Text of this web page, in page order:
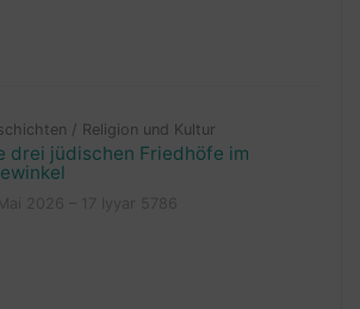
/ Religion und Kultur
drei jüdischen Friedhöfe im